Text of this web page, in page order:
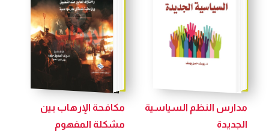
مدارس النظم السياسية
الجديدة
مكافحة الإرهاب بين
مشكلة المفهوم